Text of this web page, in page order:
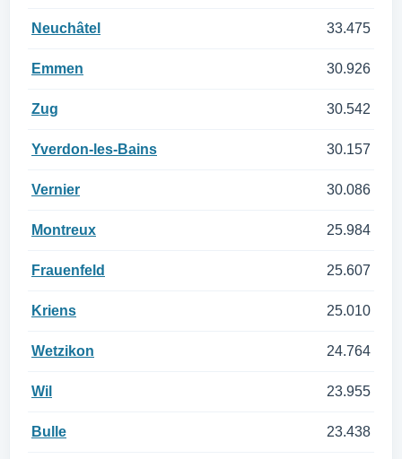
Neuchâtel 33.475
Emmen 30.926
Zug 30.542
Yverdon-les-Bains 30.157
Vernier 30.086
Montreux 25.984
Frauenfeld 25.607
Kriens 25.010
Wetzikon 24.764
Wil 23.955
Bulle 23.438